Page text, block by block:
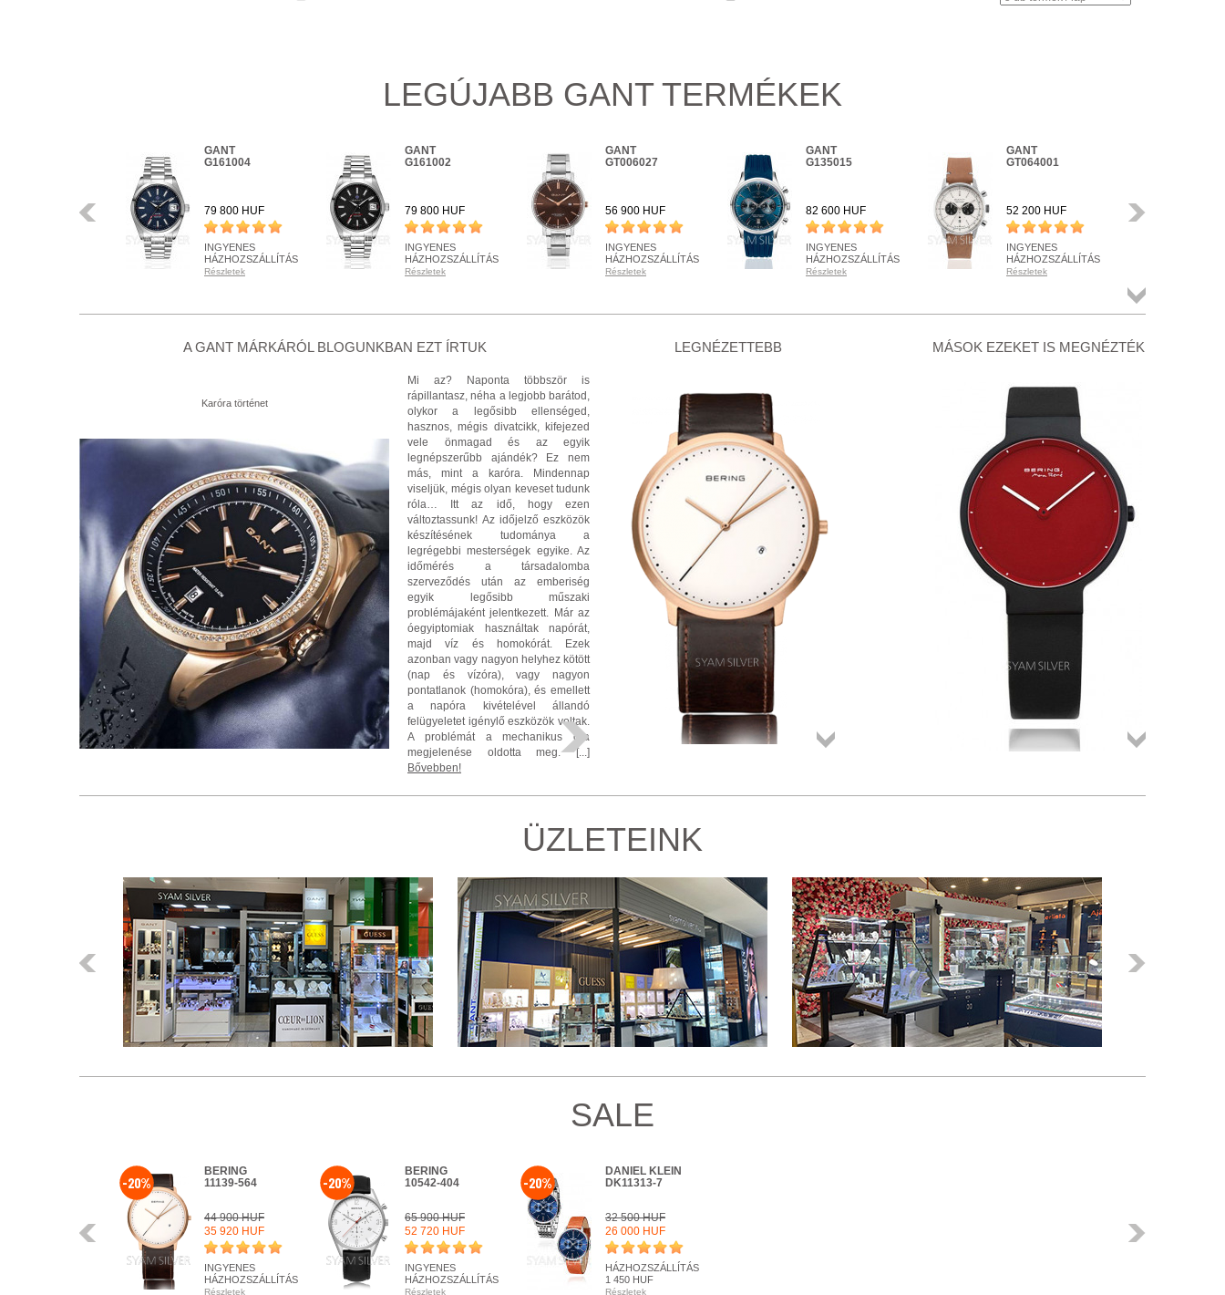
LEGÚJABB GANT TERMÉKEK
GANT
G161004
79 800 HUF
INGYENES
HÁZHOZSZÁLLÍTÁS
Részletek
+ KOSÁRBA
GANT
G161002
79 800 HUF
INGYENES
HÁZHOZSZÁLLÍTÁS
Részletek
+ KOSÁRBA
GANT
GT006027
56 900 HUF
INGYENES
HÁZHOZSZÁLLÍTÁS
Részletek
GANT
G135015
82 600 HUF
INGYENES
HÁZHOZSZÁLLÍTÁS
Részletek
GANT
GT064001
52 200 HUF
INGYENES
HÁZHOZSZÁLLÍTÁS
Részletek
A GANT MÁRKÁRÓL BLOGUNKBAN EZT ÍRTUK
Karóra történet
Mi az? Naponta többször is
rápillantasz, néha a legjobb barátod,
olykor a legősibb ellenséged,
hasznos, mégis divatcikk, kifejezed
vele önmagad és az egyik
legnépszerűbb ajándék? Ez nem
más, mint a karóra. Mindennap
viseljük, mégis olyan keveset tudunk
róla… Itt az idő, hogy ezen
változtassunk! Az időjelző eszközök
készítésének tudománya a
legrégebbi mesterségek egyike. Az
időmérés a társadalomba
szerveződés után az emberiség
egyik legősibb műszaki
problémájaként jelentkezett. Már az
óegyiptomiak használtak napórát,
majd víz és homokórát. Ezek
azonban vagy nagyon helyhez kötött
(nap és vízóra), vagy nagyon
pontatlanok (homokóra), és emellett
a napóra kivételével állandó
felügyeletet igénylő eszközök voltak.
A problémát a mechanikus óra
megjelenése oldotta meg. [...]
Bővebben!
LEGNÉZETTEBB MÁSOK EZEKET IS MEGNÉZTÉK
ÜZLETEINK
Előző
SALE
Előző
BERING
11139-564
44 900 HUF
35 920 HUF
-20%
INGYENES
HÁZHOZSZÁLLÍTÁS
Részletek
BERING
10542-404
65 900 HUF
52 720 HUF
-20%
INGYENES
HÁZHOZSZÁLLÍTÁS
Részletek
DANIEL KLEIN
DK11313-7
32 500 HUF
26 000 HUF
-20%
HÁZHOZSZÁLLÍTÁS
1 450 HUF
Részletek